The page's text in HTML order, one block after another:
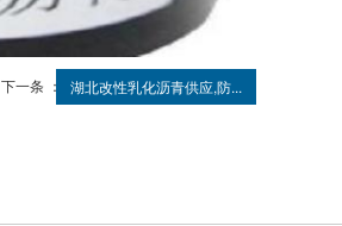
下一条 ： 湖北改性乳化沥青供应,防...